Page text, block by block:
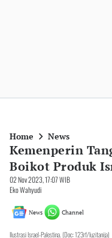
Home News
Kemenperin
Boikot Produk
02 Nov 2023, 17:07 WIB
Eko Wahyudi
News Channel
Ilustrasi Israel-Palestina. (Doc: 123rf/luzitanija)